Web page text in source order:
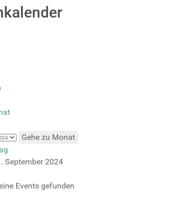
Gehe zu Monat
September 2024
Events gefunden